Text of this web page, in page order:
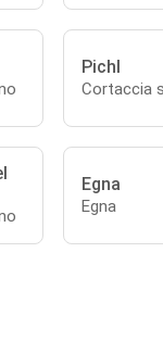
Pichl
Cortaccia
Egna
Egna